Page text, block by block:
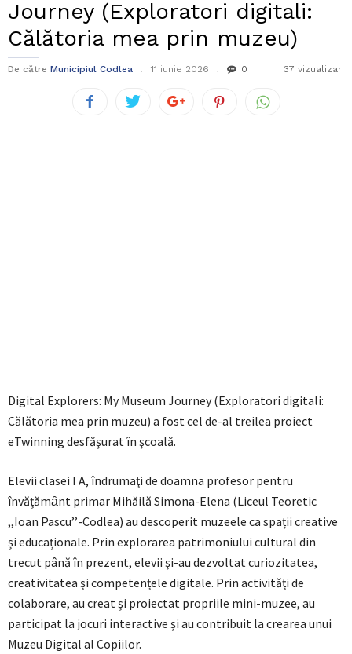
Journey (Exploratori digitali:
Călătoria mea prin muzeu)
De către Municipiul Codlea 11 iunie 2026 0 37 vizualizari
Digital Explorers: My Museum Journey (Exploratori digitali:
Călătoria mea prin muzeu) a fost cel de-al treilea proiect
eTwinning desfăşurat în şcoală.
Elevii clasei I A, îndrumaţi de doamna profesor pentru
învăţămȃnt primar Mihăilă Simona-Elena (Liceul Teoretic
,,Ioan Pascu’’-Codlea) au descoperit muzeele ca spații creative
și educaționale. Prin explorarea patrimoniului cultural din
trecut până în prezent, elevii şi-au dezvoltat curiozitatea,
creativitatea și competențele digitale. Prin activități de
colaborare, au creat şi proiectat propriile mini-muzee, au
participat la jocuri interactive și au contribuit la crearea unui
Muzeu Digital al Copiilor.